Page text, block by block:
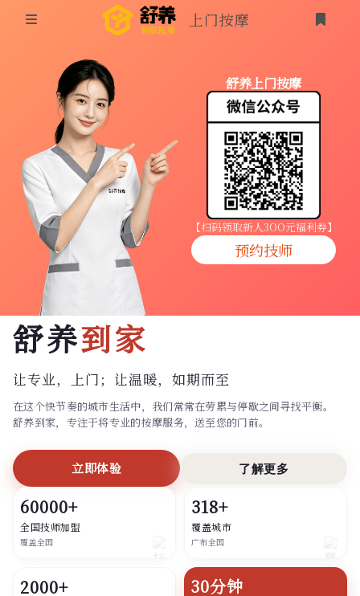
同城按摩
上门按摩
养生按摩
技师入驻
商家入驻
代理入驻
预约技师
上门按摩
登录
舒养上门按摩
【扫码领取新人3OO元福利券】
预约技师
舒养到家
让专业，上门； 让温暖，如期而至
在这个快节奏的城市生活中，我们常常在劳累与停歇之间寻找平衡。
舒养到家，专注于将专业的按摩服务，送至您的门前。
立即体验 了解更多
60000+
全国技师加盟
覆盖全国
318+
覆盖城市
广布全国
2000+ 30分钟